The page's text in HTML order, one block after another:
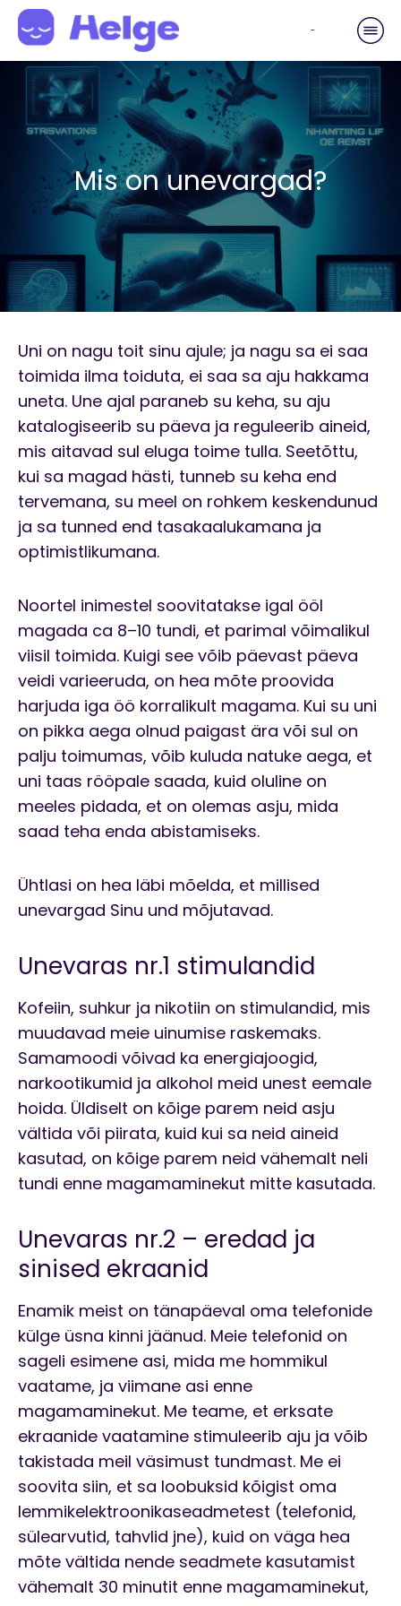
-
Mis on unevargad?
Uni on nagu toit sinu ajule; ja nagu sa ei saa
toimida ilma toiduta, ei saa sa aju hakkama
uneta. Une ajal paraneb su keha, su aju
katalogiseerib su päeva ja reguleerib aineid,
mis aitavad sul eluga toime tulla. Seetõttu,
kui sa magad hästi, tunneb su keha end
tervemana, su meel on rohkem keskendunud
ja sa tunned end tasakaalukamana ja
optimistlikumana.
Noortel inimestel soovitatakse igal ööl
magada ca 8–10 tundi, et parimal võimalikul
viisil toimida. Kuigi see võib päevast päeva
veidi varieeruda, on hea mõte proovida
harjuda iga öö korralikult magama. Kui su uni
on pikka aega olnud paigast ära või sul on
palju toimumas, võib kuluda natuke aega, et
uni taas rööpale saada, kuid oluline on
meeles pidada, et on olemas asju, mida
saad teha enda abistamiseks.
Ühtlasi on hea läbi mõelda, et millised
unevargad Sinu und mõjutavad.
Unevaras nr.1 stimulandid
Kofeiin, suhkur ja nikotiin on stimulandid, mis
muudavad meie uinumise raskemaks.
Samamoodi võivad ka energiajoogid,
narkootikumid ja alkohol meid unest eemale
hoida. Üldiselt on kõige parem neid asju
vältida või piirata, kuid kui sa neid aineid
kasutad, on kõige parem neid vähemalt neli
tundi enne magamaminekut mitte kasutada.
Unevaras nr.2 – eredad ja
sinised ekraanid
Enamik meist on tänapäeval oma telefonide
külge üsna kinni jäänud. Meie telefonid on
sageli esimene asi, mida me hommikul
vaatame, ja viimane asi enne
magamaminekut. Me teame, et erksate
ekraanide vaatamine stimuleerib aju ja võib
takistada meil väsimust tundmast. Me ei
soovita siin, et sa loobuksid kõigist oma
lemmikelektroonikaseadmetest (telefonid,
sülearvutid, tahvlid jne), kuid on väga hea
mõte vältida nende seadmete kasutamist
vähemalt 30 minutit enne magamaminekut,